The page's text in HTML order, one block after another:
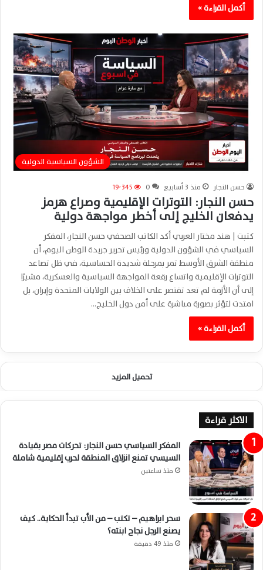
أكمل القراءة »
الشؤون السياسية الدولية
حسن النجار منذ 3 أسابيع 0 19٬345
حسن النجار: التوترات الإقليمية وصراع هرمز
يدفعان الخليج إلى أخطر مواجهة دولية
كتبت | هند مختار العربي أكد الكاتب الصحفي حسن النجار، المفكر
السياسي في الشؤون الدولية ورئيس تحرير جريدة الوطن اليوم، أن
منطقة الشرق الأوسط تمر بمرحلة شديدة الحساسية، في ظل تصاعد
التوترات الإقليمية واتساع رقعة المواجهة السياسية والعسكرية، مشيرًا
إلى أن الأزمة لم تعد تقتصر على الخلاف بين الولايات المتحدة وإيران، بل
امتدت لتؤثر بصورة مباشرة على أمن دول الخليج…
أكمل القراءة »
تحميل المزيد
الاكثر قراءة
المفكر السياسي حسن النجار: تحركات مصر بقيادة
السيسي تمنع انزلاق المنطقة لحرب إقليمية شاملة
منذ ساعتين
سحر ابراهيم – تكتب – من الأب تبدأ الحكاية.. كيف
يصنع الرجل نجاح ابنته؟
منذ 49 دقيقة